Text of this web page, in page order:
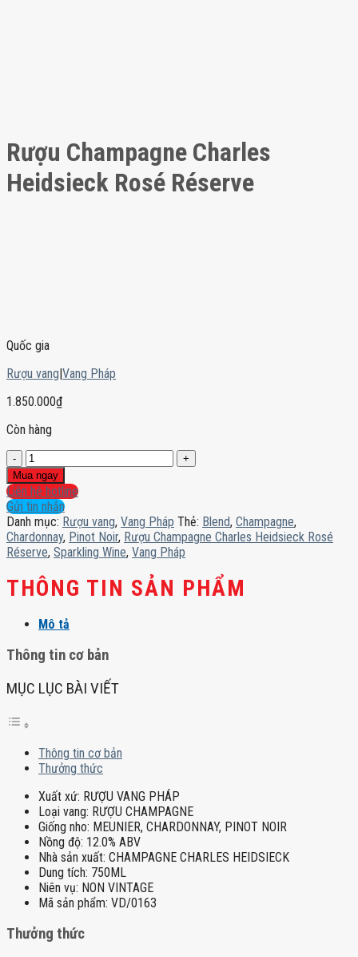
Rượu Champagne Charles
Heidsieck Rosé Réserve
Quốc gia
Rượu vang|Vang Pháp
1.850.000₫
Còn hàng
Rượu
Champagne
Charles
Heidsieck
Rosé
Réserve
số
lượng
Mua ngay
Liên hệ hotline
Gửi tin nhắn
Danh mục: Rượu vang, Vang Pháp Thẻ: Blend, Champagne,
Chardonnay, Pinot Noir, Rượu Champagne Charles Heidsieck Rosé
Réserve, Sparkling Wine, Vang Pháp
THÔNG TIN SẢN PHẨM
Mô tả
Thông tin cơ bản
MỤC LỤC BÀI VIẾT
Thông tin cơ bản
Thưởng thức
Xuất xứ: RƯỢU VANG PHÁP
Loại vang: RƯỢU CHAMPAGNE
Giống nho: MEUNIER, CHARDONNAY, PINOT NOIR
Nồng độ: 12.0% ABV
Nhà sản xuất: CHAMPAGNE CHARLES HEIDSIECK
Dung tích: 750ML
Niên vụ: NON VINTAGE
Mã sản phẩm: VD/0163
Thưởng thức